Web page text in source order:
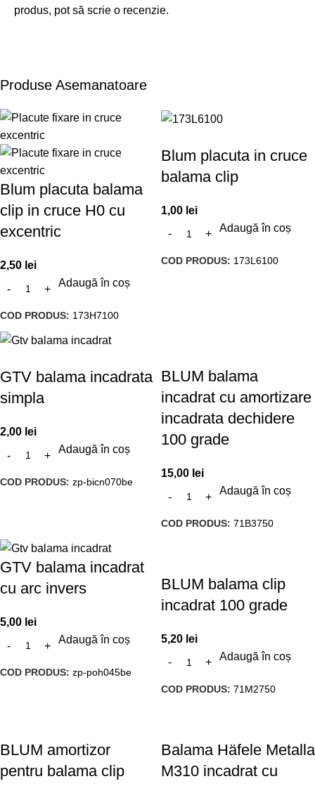
produs, pot să scrie o recenzie.
Produse Asemanatoare
Blum placuta balama
clip in cruce H0 cu
excentric
2,50 lei
Adaugă în coș
COD PRODUS: 173H7100
Blum placuta in cruce
balama clip
1,00 lei
Adaugă în coș
COD PRODUS: 173L6100
GTV balama incadrata
simpla
2,00 lei
Adaugă în coș
COD PRODUS: zp-bicn070be
BLUM balama
incadrat cu amortizare
incadrata dechidere
100 grade
15,00 lei
Adaugă în coș
COD PRODUS: 71B3750
GTV balama incadrat
cu arc invers
5,00 lei
Adaugă în coș
COD PRODUS: zp-poh045be
BLUM balama clip
incadrat 100 grade
5,20 lei
Adaugă în coș
COD PRODUS: 71M2750
BLUM amortizor
pentru balama clip
Balama Häfele Metalla
M310 incadrat cu